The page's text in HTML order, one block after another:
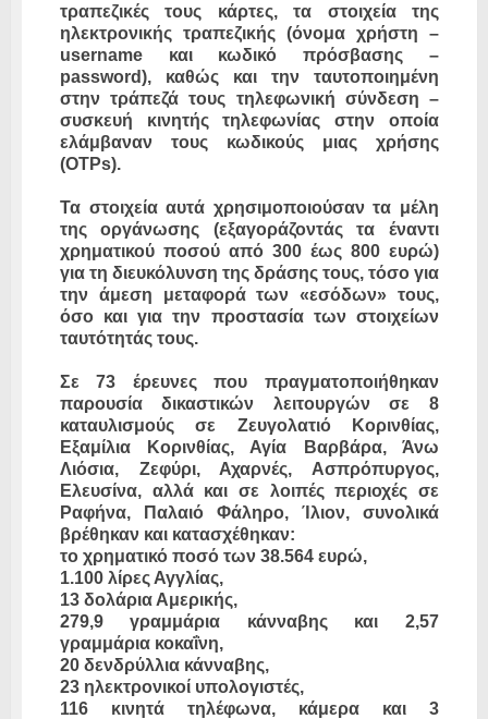
τραπεζικές τους κάρτες, τα στοιχεία της
ηλεκτρονικής τραπεζικής (όνομα χρήστη –
username και κωδικό πρόσβασης –
password), καθώς και την ταυτοποιημένη
στην τράπεζά τους τηλεφωνική σύνδεση –
συσκευή κινητής τηλεφωνίας στην οποία
ελάμβαναν τους κωδικούς μιας χρήσης
(OTPs).
Τα στοιχεία αυτά χρησιμοποιούσαν τα μέλη
της οργάνωσης (εξαγοράζοντάς τα έναντι
χρηματικού ποσού από 300 έως 800 ευρώ)
για τη διευκόλυνση της δράσης τους, τόσο για
την άμεση μεταφορά των «εσόδων» τους,
όσο και για την προστασία των στοιχείων
ταυτότητάς τους.
Σε 73 έρευνες που πραγματοποιήθηκαν
παρουσία δικαστικών λειτουργών σε 8
καταυλισμούς σε Ζευγολατιό Κορινθίας,
Εξαμίλια Κορινθίας, Αγία Βαρβάρα, Άνω
Λιόσια, Ζεφύρι, Αχαρνές, Ασπρόπυργος,
Ελευσίνα, αλλά και σε λοιπές περιοχές σε
Ραφήνα, Παλαιό Φάληρο, Ίλιον, συνολικά
βρέθηκαν και κατασχέθηκαν:
το χρηματικό ποσό των 38.564 ευρώ,
1.100 λίρες Αγγλίας,
13 δολάρια Αμερικής,
279,9 γραμμάρια κάνναβης και 2,57
γραμμάρια κοκαΐνη,
20 δενδρύλλια κάνναβης,
23 ηλεκτρονικοί υπολογιστές,
116 κινητά τηλέφωνα, κάμερα και 3